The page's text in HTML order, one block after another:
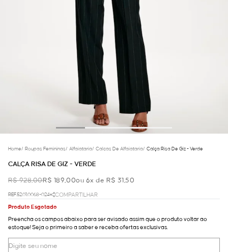
Home/ Roupas Femininas/ Alfaiataria/ Calcas De Alfaiataria/ Calça Risa De Giz - Verde
CALÇA RISA DE GIZ - VERDE
R$ 928,00R$ 189,00ou 6x de R$ 31,50
REF.52.01.0068-024
COMPARTILHAR
Produto Esgotado
Preencha os campos abaixo para ser avisado assim que o produto voltar ao
estoque! Seja o primeiro a saber e receba ofertas exclusivas.